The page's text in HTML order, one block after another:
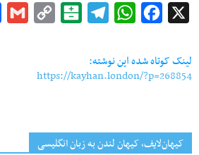
Facebook
WhatsApp
Telegram
Balatarin
Copy
لینک کوتاه شده این نوشته:
https://kayhan.london/?p=268854
کیهان‌لایف، کیهان لندن به زبان انگلیسی